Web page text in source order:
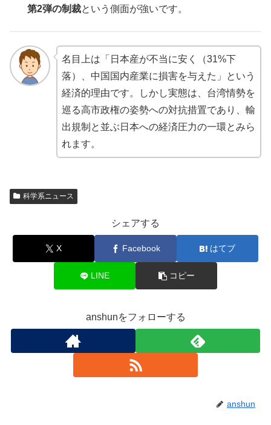
第2弾の制裁という側面が強いです。
名目上は「日本産が不当に安く（31%下
落）、中国国内産業に損害を与えた」という
経済的理由です。しかし実態は、台湾情勢を
巡る高市政権の姿勢への対抗措置であり、輸
出規制と並ぶ日本への経済圧力の一環とみら
れます。
科学系ニュース
シェアする
X Facebook はてブ
LINE コピー
anshunをフォローする
anshun